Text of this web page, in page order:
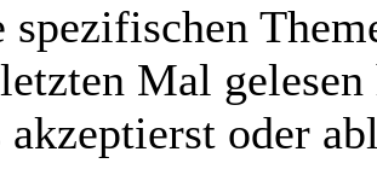
spezifischen
Mal
oder